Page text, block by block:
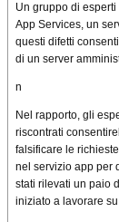
Un gruppo di
App Services, un
questi difetti
di un server
n
Nel rapporto, gli
riscontrati
falsificare le
nel servizio app per
stati rilevati un paio
iniziato a lavorare